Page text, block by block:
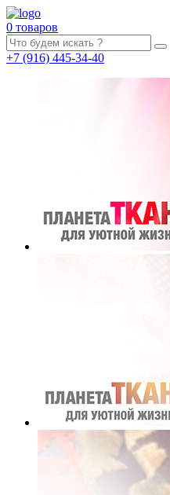
0 товаров
+7 (916) 445-34-40